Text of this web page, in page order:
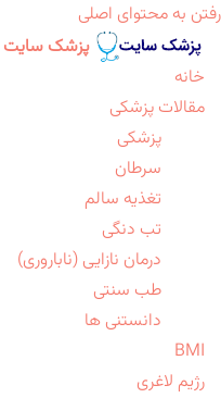
رفتن به محتوای اصلی
پزشک سایت
خانه
مقالات پزشکی
پزشکی
سرطان
تغذیه سالم
تب دنگی
درمان نازایی (ناباروری)
طب سنتی
دانستنی ها
BMI
رژیم لاغری